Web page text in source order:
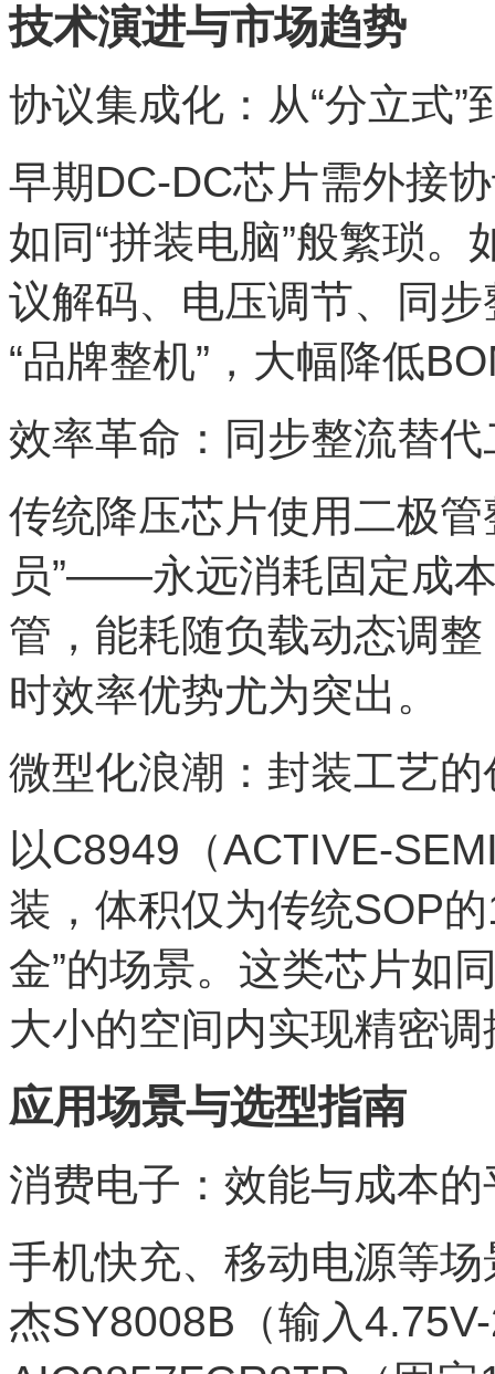
技术演进与市场趋势
协议集成化：从“分立式”
早期DC-DC芯片需外接
如同“拼装电脑”般繁琐
议解码、电压调节、同
“品牌整机”，大幅降低
效率革命：同步整流替代
传统降压芯片使用二极
员”——永远消耗固定成
管，能耗随负载动态调
时效率优势尤为突出。
微型化浪潮：封装工艺的
以C8949（ACTIVE-
装，体积仅为传统SOP
金”的场景。这类芯片如
大小的空间内实现精密调
应用场景与选型指南
消费电子：效能与成本的
手机快充、移动电源等
杰SY8008B（输入